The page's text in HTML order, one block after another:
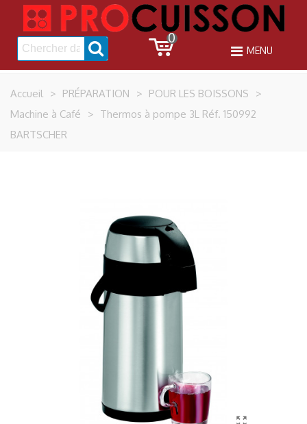
0
MENU
Accueil > PRÉPARATION > POUR LES BOISSONS
>
Machine à Café
> Thermos à pompe 3L Réf. 150992
BARTSCHER